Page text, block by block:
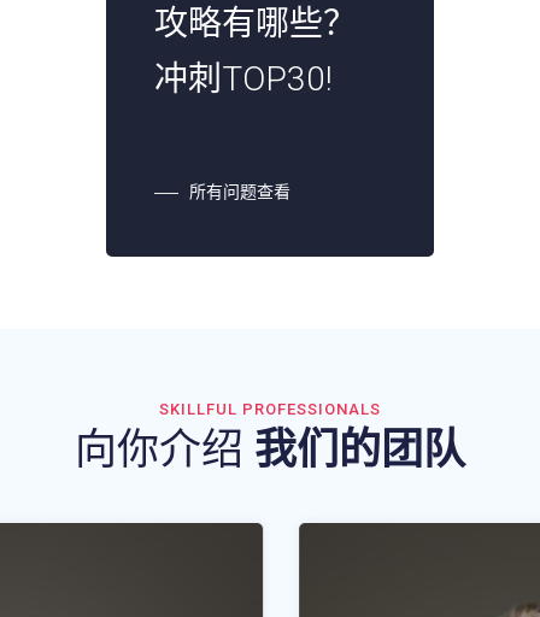
攻略有哪些？
冲刺TOP30!
所有问题查看
SKILLFUL PROFESSIONALS
向你介绍 我们的团队